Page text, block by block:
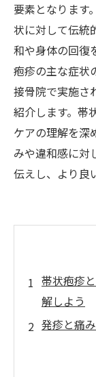
要素となります
状に対して伝統
和や身体の回復
疱疹の主な症状
接骨院で実施さ
紹介します。帯
ケアの理解を深
みや違和感に対
伝えし、より良
帯状疱疹
解しよう
発疹と痛
東洋医学